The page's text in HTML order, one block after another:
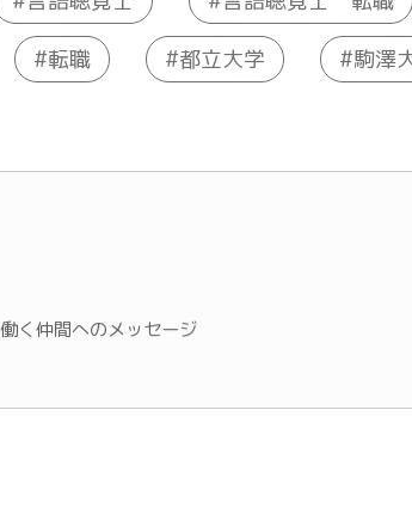
転職 都立大学 駒澤
く仲間へのメッセージ